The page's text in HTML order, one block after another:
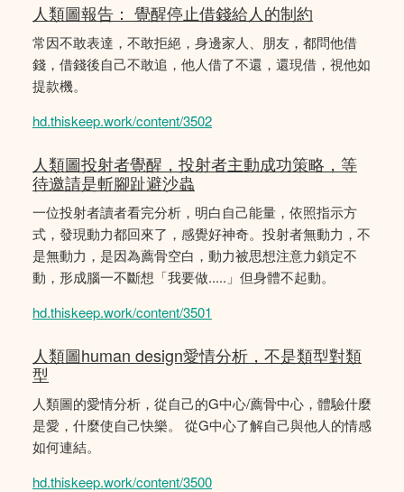
人類圖報告： 覺醒停止借錢給人的制約
常因不敢表達，不敢拒絕，身邊家人、朋友，都問他借
錢，借錢後自己不敢追，他人借了不還，還現借，視他如
提款機。
hd.thiskeep.work/content/3502
人類圖投射者覺醒，投射者主動成功策略，等
待邀請是斬腳趾避沙蟲
一位投射者讀者看完分析，明白自己能量，依照指示方
式，發現動力都回來了，感覺好神奇。投射者無動力，不
是無動力，是因為薦骨空白，動力被思想注意力鎖定不
動，形成腦一不斷想「我要做.....」但身體不起動。
hd.thiskeep.work/content/3501
人類圖human design愛情分析，不是類型對類
型
人類圖的愛情分析，從自己的G中心/薦骨中心，體驗什麼
是愛，什麼使自己快樂。 從G中心了解自己與他人的情感
如何連結。
hd.thiskeep.work/content/3500